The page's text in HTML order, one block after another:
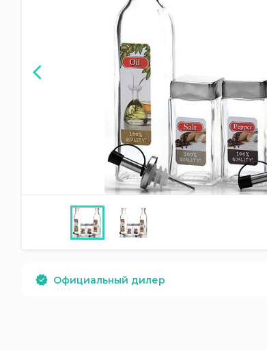
Официальный дилер